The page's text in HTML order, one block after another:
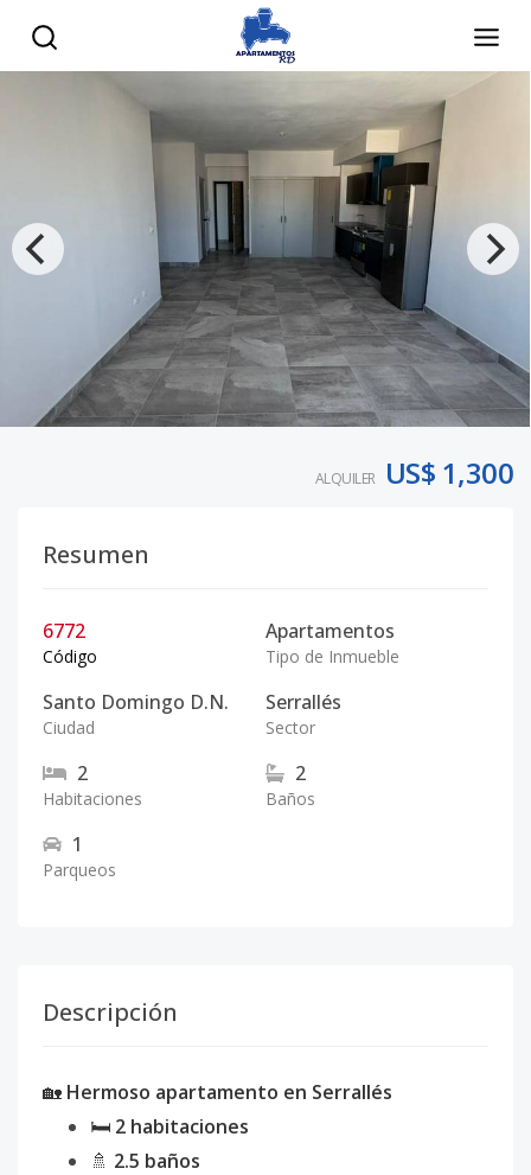
ALQUILER US$ 1,300
Resumen
6772
Código
Apartamentos
Tipo de Inmueble
Santo Domingo D.N.
Ciudad
Serrallés
Sector
2
Habitaciones
2
Baños
1
Parqueos
Descripción
🏡 Hermoso apartamento en Serrallés
🛏️ 2 habitaciones
🚿 2.5 baños